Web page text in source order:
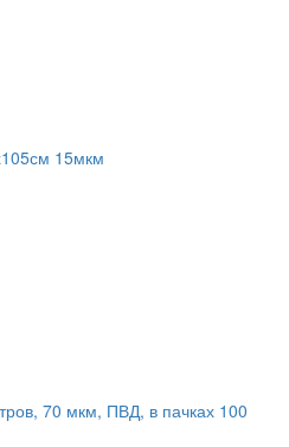
15мкм
70 мкм, ПВД, в пачках 100